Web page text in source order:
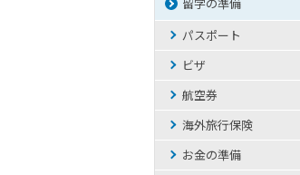
留学の準備
パスポート
ビザ
航空券
海外旅行保険
お金の準備